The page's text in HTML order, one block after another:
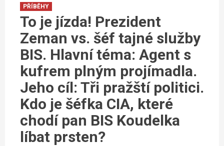
PŘÍBĚHY
To je jízda! Prezident
Zeman vs. šéf tajné služby
BIS. Hlavní téma: Agent s
kufrem plným projímadla.
Jeho cíl: Tři pražští politici.
Kdo je šéfka CIA, které
chodí pan BIS Koudelka
líbat prsten?